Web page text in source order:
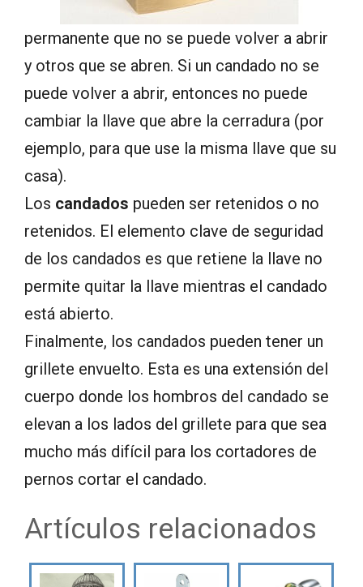
permanente que no se puede volver a abrir
y otros que se abren. Si un candado no se
puede volver a abrir, entonces no puede
cambiar la llave que abre la cerradura (por
ejemplo, para que use la misma llave que su
casa).
Los candados pueden ser retenidos o no
retenidos. El elemento clave de seguridad
de los candados es que retiene la llave no
permite quitar la llave mientras el candado
está abierto.
Finalmente, los candados pueden tener un
grillete envuelto. Esta es una extensión del
cuerpo donde los hombros del candado se
elevan a los lados del grillete para que sea
mucho más difícil para los cortadores de
pernos cortar el candado.
Artículos relacionados